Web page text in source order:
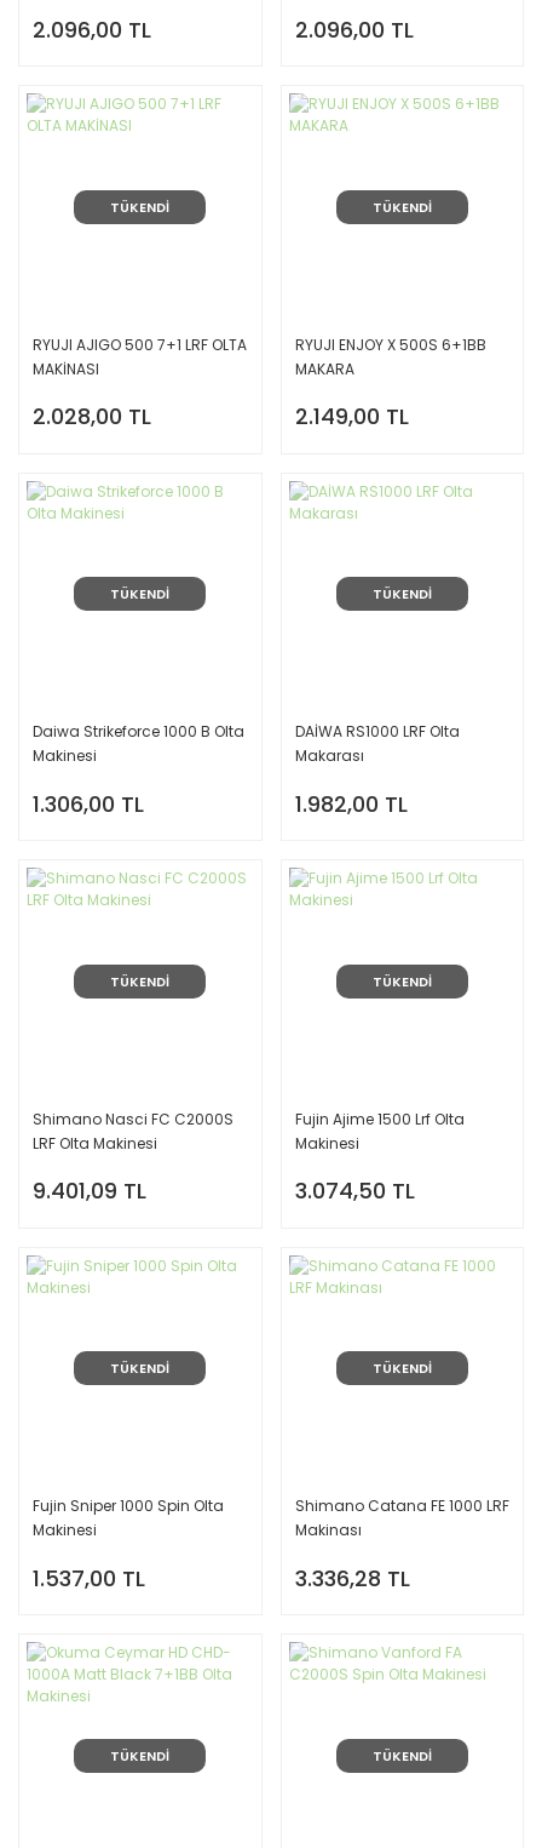
2.096,00 TL 2.096,00 TL
TÜKENDİ
RYUJI AJIGO 500 7+1 LRF OLTA
MAKİNASI
2.028,00 TL
TÜKENDİ
RYUJI ENJOY X 500S 6+1BB
MAKARA
2.149,00 TL
TÜKENDİ
Daiwa Strikeforce 1000 B Olta
Makinesi
1.306,00 TL
TÜKENDİ
DAİWA RS1000 LRF Olta
Makarası
1.982,00 TL
TÜKENDİ
Shimano Nasci FC C2000S
LRF Olta Makinesi
9.401,09 TL
TÜKENDİ
Fujin Ajime 1500 Lrf Olta
Makinesi
3.074,50 TL
TÜKENDİ
Fujin Sniper 1000 Spin Olta
Makinesi
1.537,00 TL
TÜKENDİ
Shimano Catana FE 1000 LRF
Makinası
3.336,28 TL
TÜKENDİ TÜKENDİ